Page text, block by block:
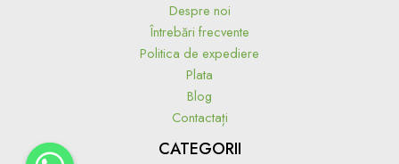
Despre noi
Întrebări frecvente
Politica de expediere
Plata
Blog
Contactați
CATEGORII